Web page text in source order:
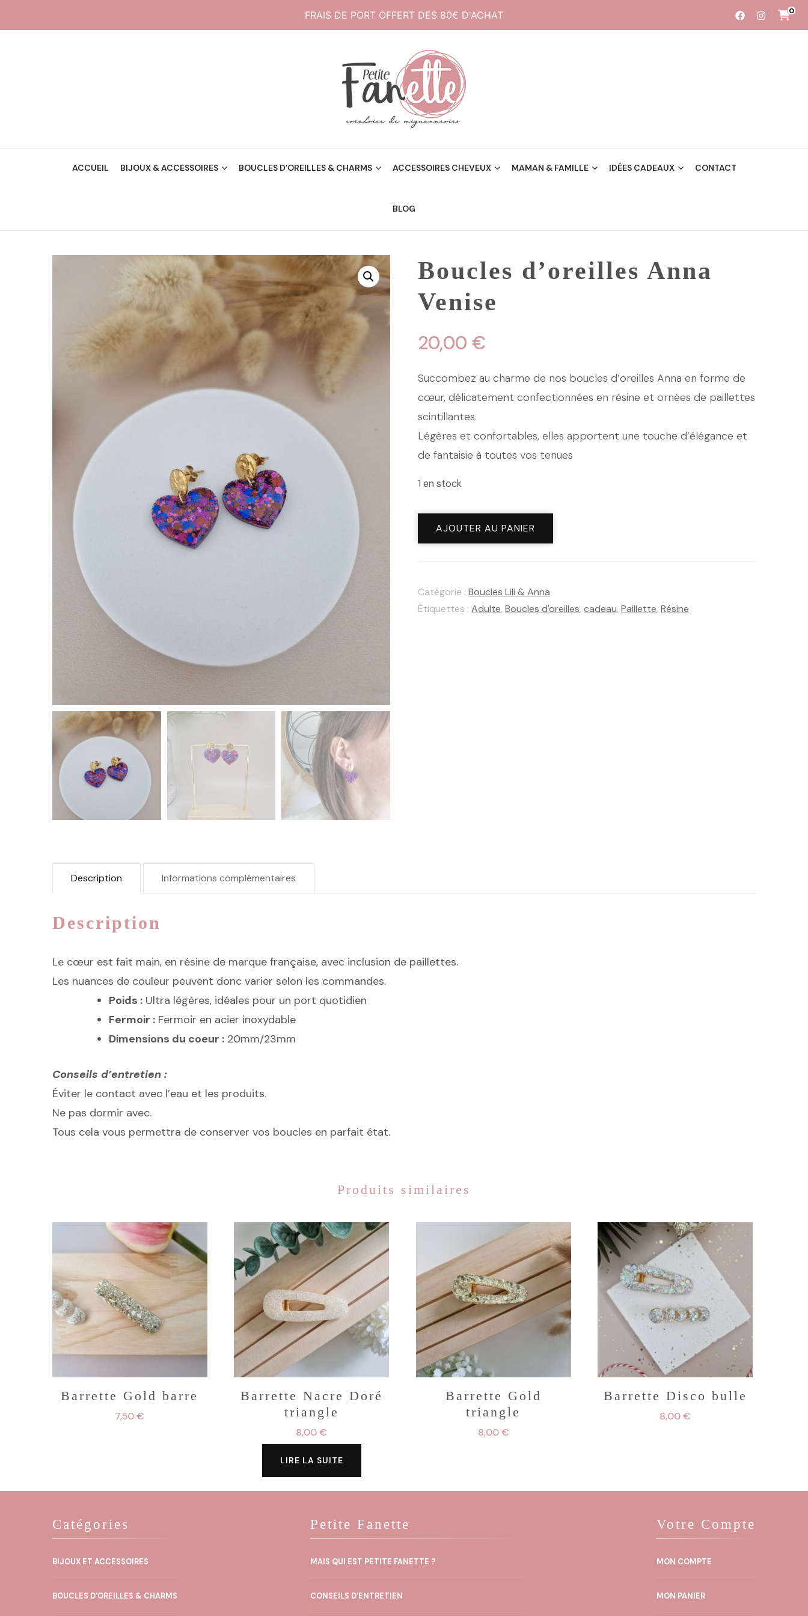
FRAIS DE PORT OFFERT DES 80€ D'ACHAT 0
Petite Fanette
Créatrice de mignonneries
ACCUEIL BIJOUX & ACCESSOIRES BOUCLES D’OREILLES & CHARMS ACCESSOIRES CHEVEUX MAMAN & FAMILLE IDÉES CADEAUX CONTACT
BLOG
Boucles d’oreilles Anna
Venise
20,00€
Succombez au charme de nos boucles d’oreilles Anna en forme de
cœur, délicatement confectionnées en résine et ornées de paillettes
scintillantes.
Légères et confortables, elles apportent une touche d’élégance et
de fantaisie à toutes vos tenues
1 en stock
quantité
Anna
Venise
AJOUTER AU PANIER
Catégorie :Boucles Lili & Anna
Étiquettes :Adulte,Boucles d'oreilles,cadeau,Paillette,Résine
Description Informations complémentaires
Description
Le cœur est fait main, en résine de marque française, avec inclusion de paillettes.
Les nuances de couleur peuvent donc varier selon les commandes.
Poids : Ultra légères, idéales pour un port quotidien
Fermoir : Fermoir en acier inoxydable
Dimensions du coeur : 20mm/23mm
Conseils d’entretien :
Éviter le contact avec l’eau et les produits.
Ne pas dormir avec.
Tous cela vous permettra de conserver vos boucles en parfait état.
Produits similaires
Barrette Gold barre
7,50€
Barrette Nacre Doré
triangle
8,00€
LIRE LA SUITE
Barrette Gold
triangle
8,00€
Barrette Disco bulle
8,00€
Catégories
BIJOUX ET ACCESSOIRES
BOUCLES D'OREILLES & CHARMS
Petite Fanette
MAIS QUI EST PETITE FANETTE ?
CONSEILS D'ENTRETIEN
Votre Compte
MON COMPTE
MON PANIER